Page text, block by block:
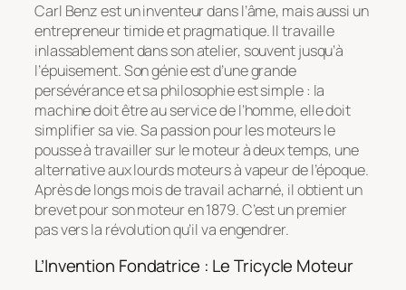
Carl Benz est un inventeur dans l’âme, mais aussi un
entrepreneur timide et pragmatique. Il travaille
inlassablement dans son atelier, souvent jusqu’à
l’épuisement. Son génie est d’une grande
persévérance et sa philosophie est simple : la
machine doit être au service de l’homme, elle doit
simplifier sa vie. Sa passion pour les moteurs le
pousse à travailler sur le moteur à deux temps, une
alternative aux lourds moteurs à vapeur de l’époque.
Après de longs mois de travail acharné, il obtient un
brevet pour son moteur en 1879. C’est un premier
pas vers la révolution qu’il va engendrer.
L’Invention Fondatrice : Le Tricycle Moteur